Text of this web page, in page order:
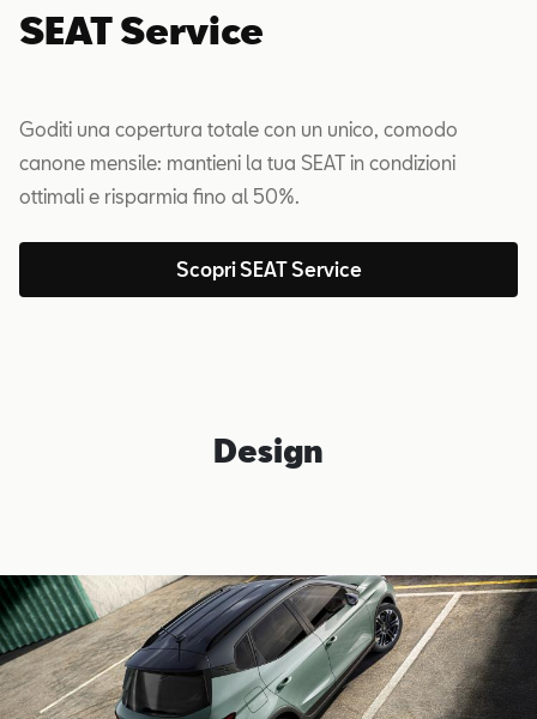
SEAT Service
Goditi una copertura totale con un unico, comodo
canone mensile: mantieni la tua SEAT in condizioni
ottimali e risparmia fino al 50%.
Scopri SEAT Service
Design